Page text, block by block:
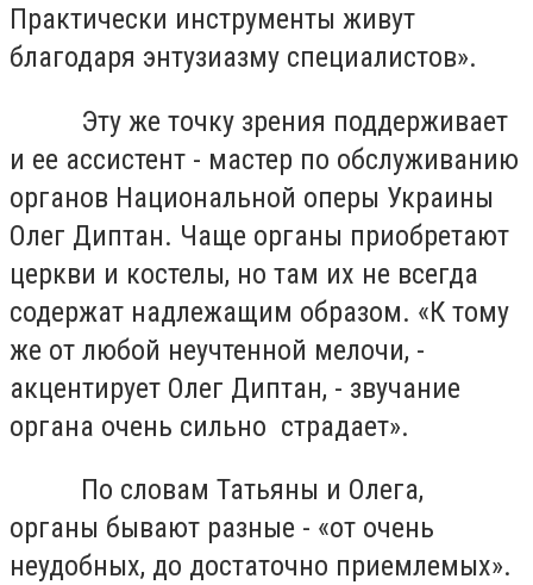
Практически инструменты живут
благодаря энтузиазму специалистов».
Эту же точку зрения поддерживает
и ее ассистент - мастер по обслуживанию
органов Национальной оперы Украины
Олег Диптан. Чаще органы приобретают
церкви и костелы, но там их не всегда
содержат надлежащим образом. «К тому
же от любой неучтенной мелочи, -
акцентирует Олег Диптан, - звучание
органа очень сильно страдает».
По словам Татьяны и Олега,
органы бывают разные - «от очень
неудобных, до достаточно приемлемых».